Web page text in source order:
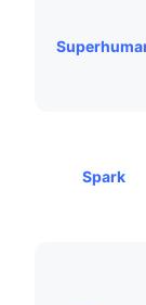
Spark